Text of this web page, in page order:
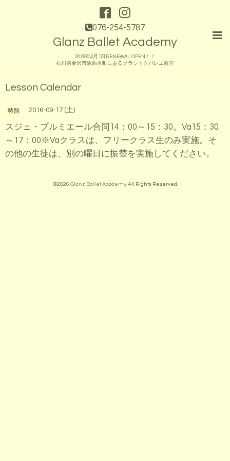
076-254-5787
Glanz Ballet Academy
2026年4月1日RENEWAL OPEN！！
石川県金沢市駅西本町にあるクラシックバレエ教室
Lesson Calendar
特別 2016-09-17 (土)
スジェ・プルミエール合同14：00～15：30。Va15：30
～17：00※Vaクラスは、フリークラス生のみ実施。そ
の他の生徒は、別の曜日に振替を実施してください。
©2026 Glanz Ballet Academy. All Rights Reserved.